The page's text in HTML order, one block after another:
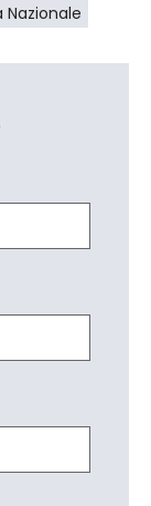
Nazionale